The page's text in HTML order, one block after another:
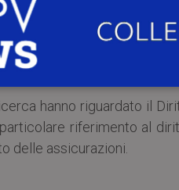
Max Planck Institute for
hanno riguardato il
riferimento al
delle assicurazioni.